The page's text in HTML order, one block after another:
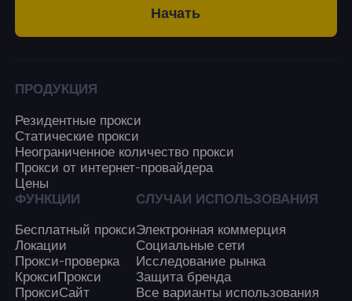
Начать
ПРОДУКЦИЯ
Резидентные прокси
Статические прокси
Неограниченное количество прокси
Прокси от интернет-провайдера
Цены
ФУНКЦИИ
Бесплатный прокси
Локации
Прокси-проверка
КроксиПрокси
ПроксиСайт
СЛУЧАИ ИСПОЛЬЗОВАНИЯ
Электронная коммерция
Социальные сети
Исследование рынка
Защита бренда
Все варианты использования